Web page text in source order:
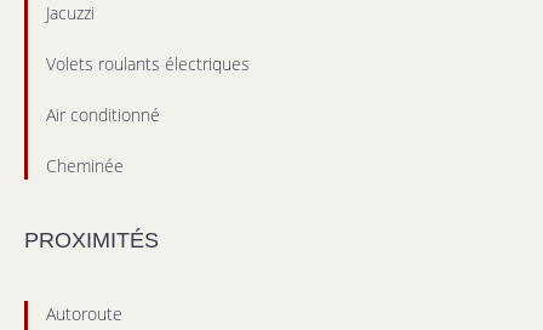
Jacuzzi
Volets roulants électriques
Air conditionné
Cheminée
PROXIMITÉS
Autoroute